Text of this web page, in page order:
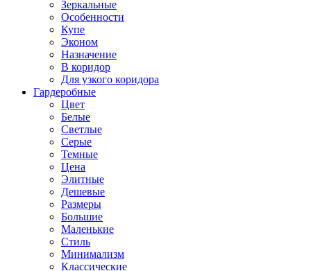
Зеркальные
Особенности
Купе
Эконом
Назначение
В коридор
Для узкого коридора
Гардеробные
Цвет
Белые
Светлые
Серые
Темные
Цена
Элитные
Дешевые
Размеры
Большие
Маленькие
Стиль
Минимализм
Классические